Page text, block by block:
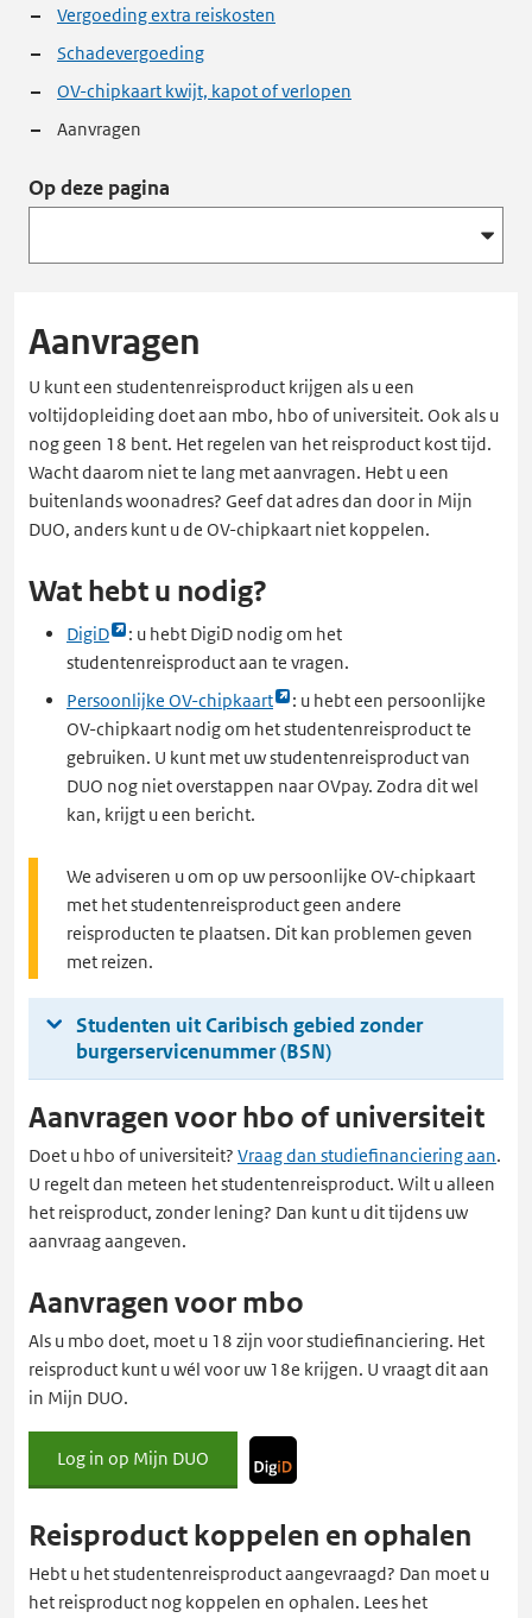
Vergoeding extra reiskosten
Schadevergoeding
OV-chipkaart kwijt, kapot of verlopen
Aanvragen
Op deze pagina
Aanvragen
U kunt een studentenreisproduct krijgen als u een
voltijdopleiding doet aan mbo, hbo of universiteit. Ook als u
nog geen 18 bent. Het regelen van het reisproduct kost tijd.
Wacht daarom niet te lang met aanvragen. Hebt u een
buitenlands woonadres? Geef dat adres dan door in Mijn
DUO, anders kunt u de OV-chipkaart niet koppelen.
Wat hebt u nodig?
DigiD
Link
opent
externe
pagina
een
nieuw
tabblad
: u hebt DigiD nodig om het
studentenreisproduct aan te vragen.
Persoonlijke OV-chipkaart
Link
opent
externe
pagina
in
nieuw
tabblad
: u hebt een persoonlijke
OV-chipkaart nodig om het studentenreisproduct te
gebruiken. U kunt met uw studentenreisproduct van
DUO nog niet overstappen naar OVpay. Zodra dit wel
kan, krijgt u een bericht.
We adviseren u om op uw persoonlijke OV-chipkaart
met het studentenreisproduct geen andere
reisproducten te plaatsen. Dit kan problemen geven
met reizen.
Studenten uit Caribisch gebied zonder
burgerservicenummer (BSN)
Aanvragen voor hbo of universiteit
Doet u hbo of universiteit? Vraag dan studiefinanciering aan.
U regelt dan meteen het studentenreisproduct. Wilt u alleen
het reisproduct, zonder lening? Dan kunt u dit tijdens uw
aanvraag aangeven.
Aanvragen voor mbo
Als u mbo doet, moet u 18 zijn voor studiefinanciering. Het
reisproduct kunt u wél voor uw 18e krijgen. U vraagt dit aan
in Mijn DUO.
Log in op Mijn DUO
Met
DigiD
Reisproduct koppelen en ophalen
Hebt u het studentenreisproduct aangevraagd? Dan moet u
het reisproduct nog koppelen en ophalen. Lees het